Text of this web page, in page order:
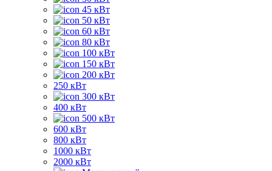
45 кВт
50 кВт
60 кВт
80 кВт
100 кВт
150 кВт
200 кВт
250 кВт
300 кВт
400 кВт
500 кВт
600 кВт
800 кВт
1000 кВт
2000 кВт